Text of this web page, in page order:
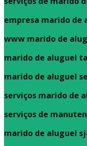
empresa marido de
www marido de
marido de aluguel
marido de aluguel
serviços marido de
serviços de
marido de aluguel